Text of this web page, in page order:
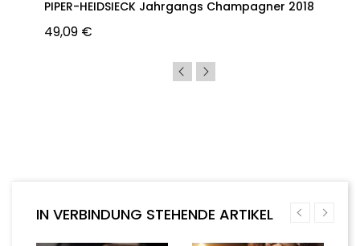
PIPER-HEIDSIECK Jahrgangs Champagner 2018
49,09 €
IN VERBINDUNG STEHENDE ARTIKEL